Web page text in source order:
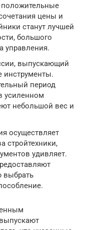
положительные
цены и
станут лучшей
большого
управления.
выпускающий
инструменты.
период
усиленном
небольшой вес и
осуществляет
стройтехники,
удивляет.
выбрать